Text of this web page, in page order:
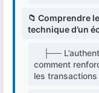
📁 Comprendre
technique d’un
├──
comment
les transactions